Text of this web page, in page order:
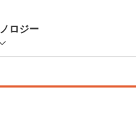
ロジー